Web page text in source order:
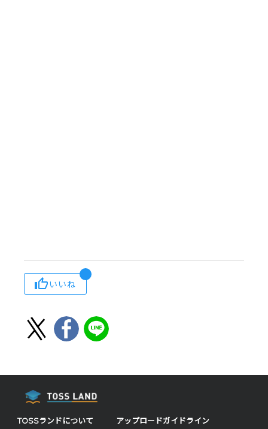
いいね
TOSSランドについて アップロードガイドライン